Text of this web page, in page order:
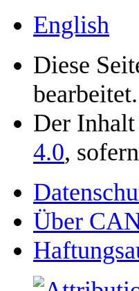
English
Diese
bearbeitet.
Der
4.0,
Über